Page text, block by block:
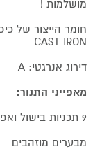
מושלמות !
חומר הייצור של
CAST IRON
דירוג אנרגטי: A
מאפייני התנור:
9 תכניות בישול ואפייה
מבערים מוזהבים